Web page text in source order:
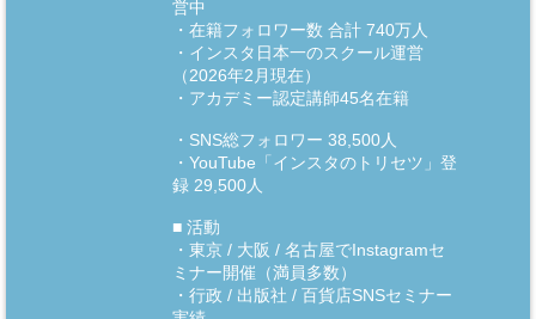
営中
・在籍フォロワー数 合計 740万人
・インスタ日本一のスクール運営
（2026年2月現在）
・アカデミー認定講師45名在籍
・SNS総フォロワー 38,500人
・YouTube「インスタのトリセツ」登
録 29,500人
■ 活動
・東京 / 大阪 / 名古屋でInstagramセ
ミナー開催（満員多数）
・行政 / 出版社 / 百貨店SNSセミナー